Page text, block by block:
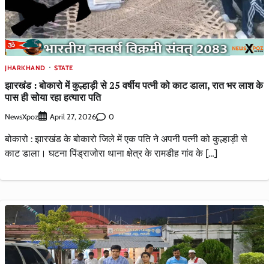
JHARKHAND STATE
झारखंड : बोकारो में कुल्हाड़ी से 25 वर्षीय पत्नी को काट डाला, रात भर लाश के
पास ही सोया रहा हत्यारा पति
NewsXpoz April 27, 2026 0
बोकारो : झारखंड के बोकारो जिले में एक पति ने अपनी पत्नी को कुल्हाड़ी से
काट डाला। घटना पिंड्राजोरा थाना क्षेत्र के रामडीह गांव के […]